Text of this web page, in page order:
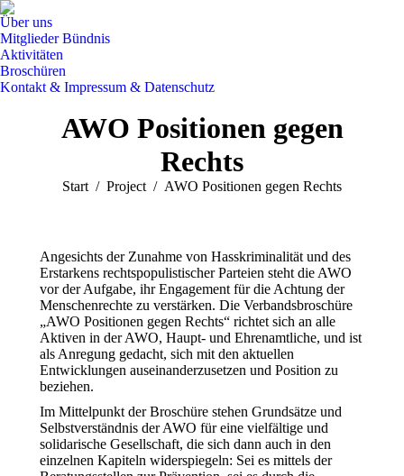
Über uns
Mitglieder Bündnis
Aktivitäten
Broschüren
Kontakt & Impressum & Datenschutz
AWO Positionen gegen
Rechts
Sie befinden sich hier:
Start Project AWO Positionen gegen Rechts
Angesichts der Zunahme von Hasskriminalität und des
Erstarkens rechtspopulistischer Parteien steht die AWO
vor der Aufgabe, ihr Engagement für die Achtung der
Menschenrechte zu verstärken. Die Verbandsbroschüre
„AWO Positionen gegen Rechts“ richtet sich an alle
Aktiven in der AWO, Haupt- und Ehrenamtliche, und ist
als Anregung gedacht, sich mit den aktuellen
Entwicklungen auseinanderzusetzen und Position zu
beziehen.
Im Mittelpunkt der Broschüre stehen Grundsätze und
Selbstverständnis der AWO für eine vielfältige und
solidarische Gesellschaft, die sich dann auch in den
einzelnen Kapiteln widerspiegeln: Sei es mittels der